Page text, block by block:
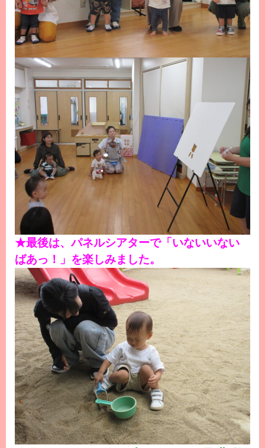
★最後は、パネルシアターで「いないいない
ばあっ！」を楽しみました。